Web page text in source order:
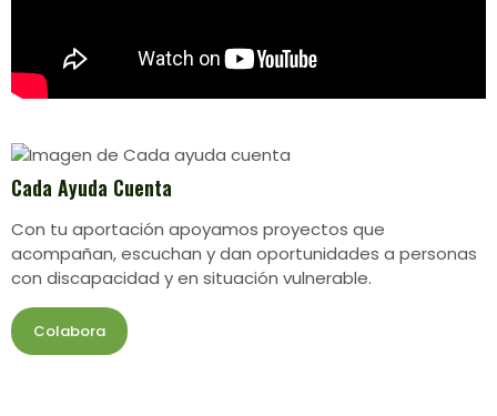
Cada Ayuda Cuenta
Con tu aportación apoyamos proyectos que
acompañan, escuchan y dan oportunidades a personas
con discapacidad y en situación vulnerable.
Colabora